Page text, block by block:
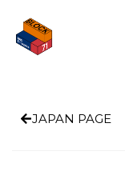
JAPAN PAGE